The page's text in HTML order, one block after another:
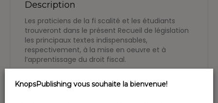
Description
Les praticiens de la fi scalité et les étudiants
trouveront dans le présent Recueil de législation
les principaux textes indispensables,
respectivement, à la mise en oeuvre et à
l’apprentissage du droit fiscal.
de textes normatifs se rapportant aux impôts
KnopsPublishing vous souhaite la bienvenue!